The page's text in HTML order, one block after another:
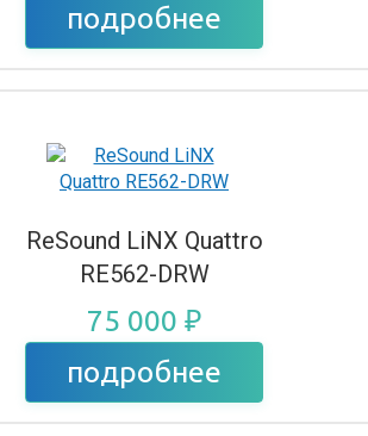
подробнее
ReSound LiNX Quattro
RE562-DRW
75 000 ₽
подробнее